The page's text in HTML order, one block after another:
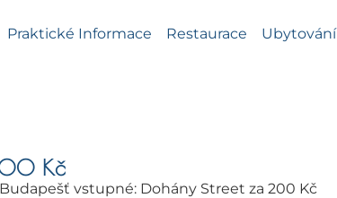
Praktické Informace Restaurace Ubytování
Kč
vstupné: Dohány Street za 200 Kč